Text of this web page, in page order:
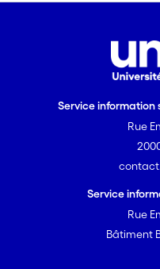
Service information
Rue
Service
Rue
Bâtiment